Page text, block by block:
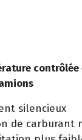
silencieux
de carburant